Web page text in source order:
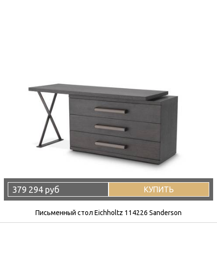
379 294 руб КУПИТЬ
Письменный стол Eichholtz 114226 Sanderson